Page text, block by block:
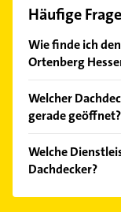
Häufige
Wie finde ich
Ortenberg
Empfehlungen.
Welcher
gerade geöffnet?
Bitte beachten
Feiertagen
Welche
Dachdecker?
Folgende